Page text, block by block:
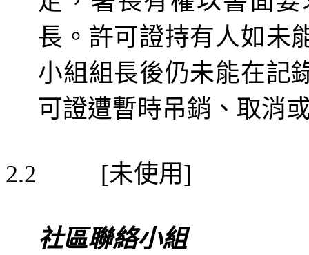
長。許可證持有人如未
小組組長後仍未能在記
可證遭暫時吊銷、取消
2.2 [未使用]
社區聯絡小組